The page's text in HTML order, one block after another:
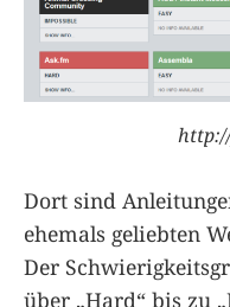
Dort sind
ehemals geliebten
Der
über „Hard“ bis zu